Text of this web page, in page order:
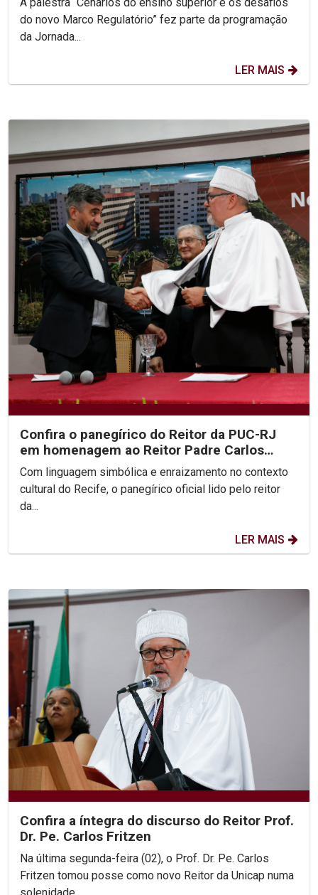
do novo Marco Regulatório” fez parte da programação
da Jornada...
LER MAIS
Confira o panegírico do Reitor da PUC-RJ
em homenagem ao Reitor Padre Carlos
Fritzen
Com linguagem simbólica e enraizamento no contexto
cultural do Recife, o panegírico oficial lido pelo reitor
da...
LER MAIS
Confira a íntegra do discurso do Reitor Prof.
Dr. Pe. Carlos Fritzen
Na última segunda-feira (02), o Prof. Dr. Pe. Carlos
Fritzen tomou posse como novo Reitor da Unicap numa
solenidade...